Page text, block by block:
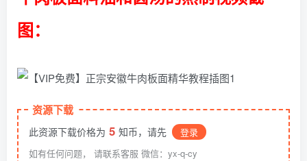
图：
资源下载
此资源下载价格为 5 知币，请先
登录
如有任何问题， 请联系客服 微信：yx-q-cy